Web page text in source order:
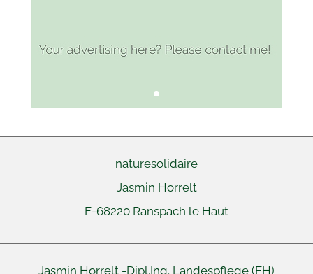
naturesolidaire
Jasmin Horrelt
F-68220 Ranspach le Haut
Jasmin Horrelt -Dipl.Ing. Landespflege (FH)